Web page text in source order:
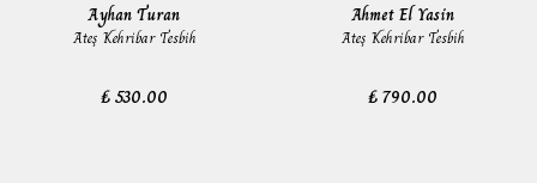
Ayhan Turan
Ateş Kehribar Tesbih
₺ 530.00
Ahmet El Yasin
Ateş Kehribar Tesbih
₺ 790.00